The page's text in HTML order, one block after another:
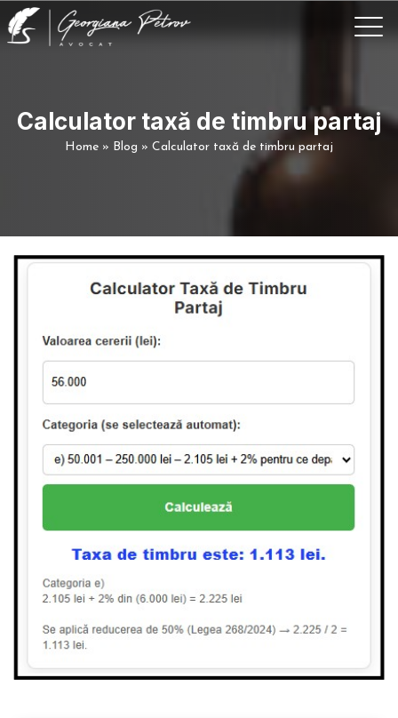
Calculator taxă de timbru partaj
Home » Blog » Calculator taxă de timbru partaj